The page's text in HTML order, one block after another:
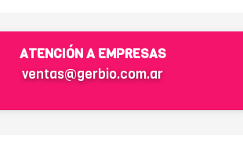
ATENCIÓN A EMPRESAS
ventas@gerbio.com.ar